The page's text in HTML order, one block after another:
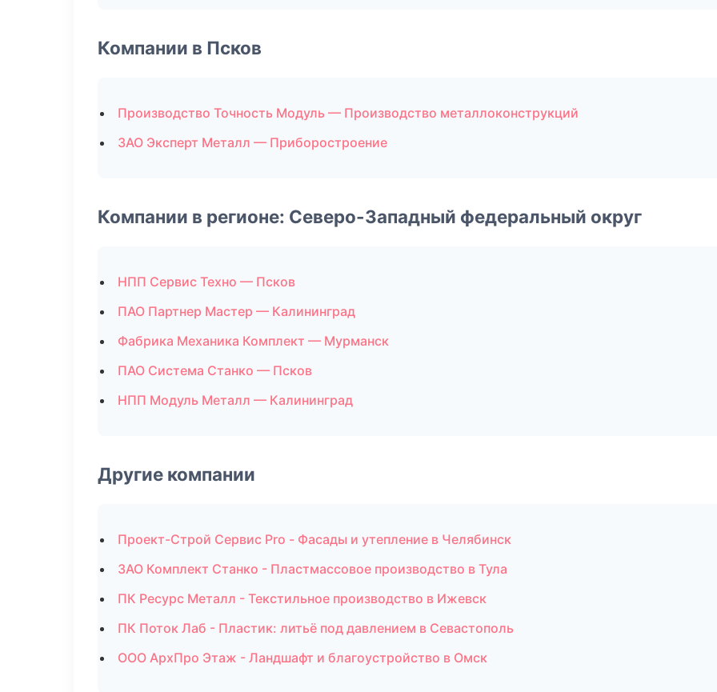
Компании в Псков
Производство Точность Модуль — Производство металлоконструкций
ЗАО Эксперт Металл — Приборостроение
Компании в регионе: Северо-Западный федеральный округ
НПП Сервис Техно — Псков
ПАО Партнер Мастер — Калининград
Фабрика Механика Комплект — Мурманск
ПАО Система Станко — Псков
НПП Модуль Металл — Калининград
Другие компании
Проект-Строй Сервис Pro - Фасады и утепление в Челябинск
ЗАО Комплект Станко - Пластмассовое производство в Тула
ПК Ресурс Металл - Текстильное производство в Ижевск
ПК Поток Лаб - Пластик: литьё под давлением в Севастополь
ООО АрхПро Этаж - Ландшафт и благоустройство в Омск